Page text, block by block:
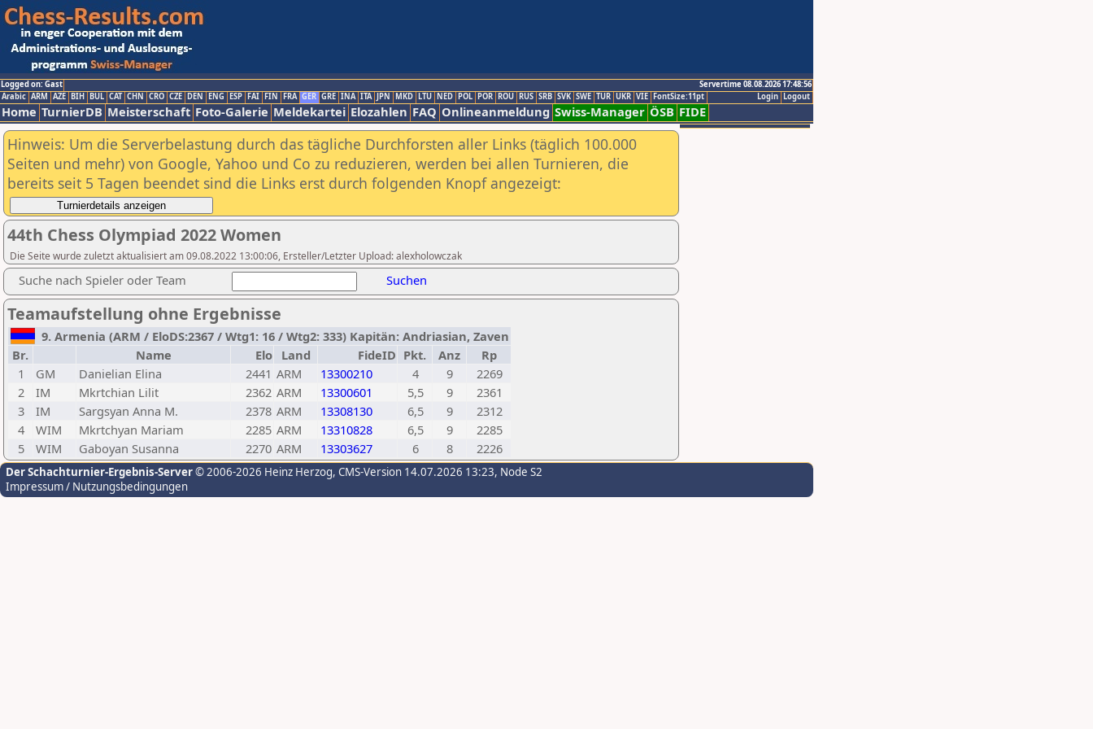
Logged on: Gast
Servertime 08.08.2026 17:48:56
Logout
Login
Arabic ARM AZE BIH BUL CAT CHN CRO CZE DEN ENG ESP FAI FIN FRA GER GRE INA ITA JPN MKD LTU NED POL POR ROU RUS SRB SVK SWE TUR UKR VIE FontSize:11pt
Home TurnierDB Meisterschaft Foto-Galerie Meldekartei Elozahlen FAQ Onlineanmeldung Swiss-Manager ÖSB FIDE
Hinweis: Um die Serverbelastung durch das tägliche Durchforsten aller Links (täglich 100.000
Seiten und mehr) von Google, Yahoo und Co zu reduzieren, werden bei allen Turnieren, die
bereits seit 5 Tagen beendet sind die Links erst durch folgenden Knopf angezeigt:
44th Chess Olympiad 2022 Women
Die Seite wurde zuletzt aktualisiert am 09.08.2022 13:00:06, Ersteller/Letzter Upload: alexholowczak
Suche nach Spieler oder Team Suchen
Teamaufstellung ohne Ergebnisse
9. Armenia (ARM / EloDS:2367 / Wtg1: 16 / Wtg2: 333) Kapitän: Andriasian, Zaven
Br.
Name Elo Land FideID Pkt. Anz
Rp
1
GM Danielian Elina 2441 ARM 13300210 4 9
2269
2
IM Mkrtchian Lilit 2362 ARM 13300601 5,5 9
2361
3
IM Sargsyan Anna M. 2378 ARM 13308130 6,5 9
2312
4
WIM Mkrtchyan Mariam 2285 ARM 13310828 6,5 9
2285
5
WIM Gaboyan Susanna 2270 ARM 13303627 6 8 2226
Der Schachturnier-Ergebnis-Server© 2006-2026 Heinz Herzog, CMS-Version 14.07.2026 13:23, Node S2
Impressum / Nutzungsbedingungen